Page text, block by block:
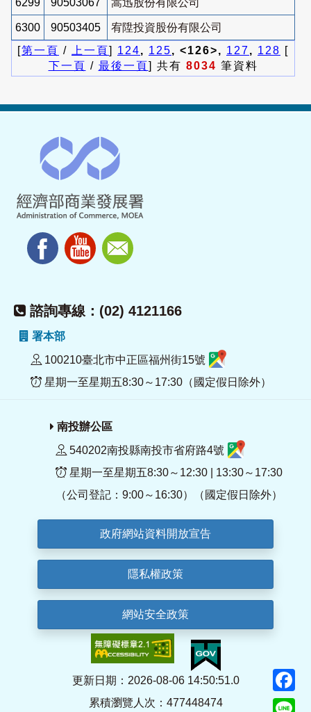
6300 90503405
宥陞投資股份有限公司
[第一頁 / 上一頁] 124, 125, <126>, 127, 128 [
下一頁 / 最後一頁] 共有 8034 筆資料
諮詢專線：(02) 4121166
署本部
100210臺北市中正區福州街15號
星期一至星期五8:30～17:30（國定假日除外）
南投辦公區
540202南投縣南投市省府路4號
星期一至星期五8:30～12:30 | 13:30～17:30
（公司登記：9:00～16:30）（國定假日除外）
政府網站資料開放宣告
隱私權政策
網站安全政策
更新日期：2026-08-06 14:50:51.0
累積瀏覽人次：477448474